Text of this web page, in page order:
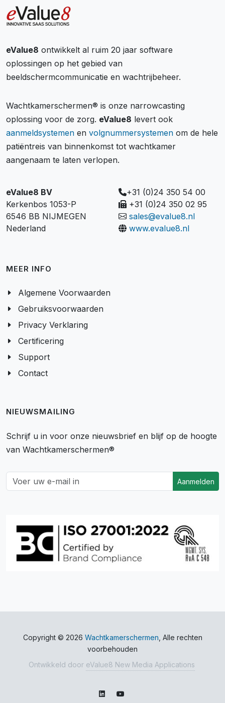
eValue8 ontwikkelt al ruim 20 jaar software
oplossingen op het gebied van
beeldschermcommunicatie en wachtrijbeheer.
Wachtkamerschermen® is onze narrowcasting
oplossing voor de zorg. eValue8 levert ook
aanmeldsystemen en volgnummersystemen om de hele
patiëntreis van binnenkomst tot wachtkamer
aangenaam te laten verlopen.
eValue8 BV
Kerkenbos 1053-P
6546 BB NIJMEGEN
Nederland
+31 (0)24 350 54 00
+31 (0)24 350 02 95
sales@evalue8.nl
www.evalue8.nl
MEER INFO
Algemene Voorwaarden
Gebruiksvoorwaarden
Privacy Verklaring
Certificering
Support
Contact
NIEUWSMAILING
Schrijf u in voor onze nieuwsbrief en blijf op de hoogte
van Wachtkamerschermen®
Aanmelden
Copyright © 2026 Wachtkamerschermen , Alle rechten
voorbehouden
Ontwikkeld door eValue8 New Media Applications